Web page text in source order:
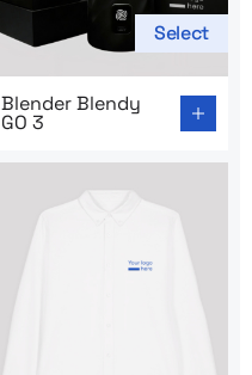
Select
Blender Blendy
GO 3